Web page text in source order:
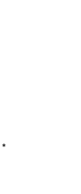
*Обязательно